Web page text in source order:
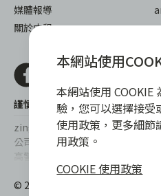
媒體報導
關於中租
謹慎衡量自身財務狀況，理性理
zingala銀角零卡/仲信資融沒有代
公司合作，更不會要求您提供實體
高警覺，勿受騙上當！
提醒您，消費前請審慎評估財務
百分率區間為0%~15.9%，實際費
© 2022 仲信資融股份有限公司
本網站使用
本網站使用 COOKIE
驗，您可以選擇接受
使用政策，更多細節
用政策。
COOKIE 使用政策